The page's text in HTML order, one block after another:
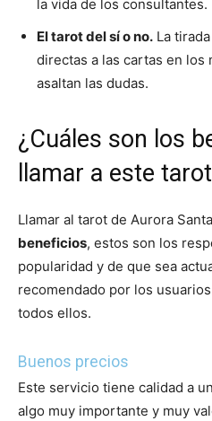
la vida de los consultantes.
El tarot del sí o no. La
directas a las cartas en los
asaltan las dudas.
¿Cuáles son los
llamar a este
Llamar al tarot de Aurora
beneficios, estos son los
popularidad y de que sea
recomendado por los
todos ellos.
Buenos precios
Este servicio tiene calidad a
algo muy importante y muy